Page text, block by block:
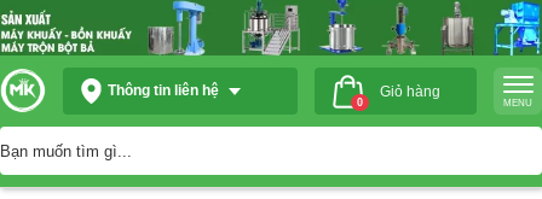
Thông tin liên hệ
0
Giỏ hàng
MENU